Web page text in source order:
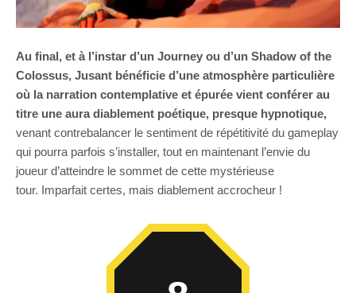
Au final, et à l’instar d’un Journey ou d’un Shadow of the
Colossus, Jusant bénéficie d’une atmosphère particulière
où la narration contemplative et épurée vient conférer au
titre une aura diablement poétique, presque hypnotique,
venant contrebalancer le sentiment de répétitivité du gameplay
qui pourra parfois s’installer, tout en maintenant l’envie du
joueur d’atteindre le sommet de cette mystérieuse
tour. Imparfait certes, mais diablement accrocheur !